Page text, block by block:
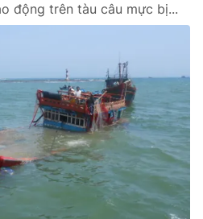
động trên tàu câu mực bị...